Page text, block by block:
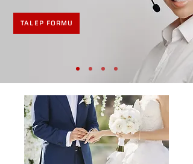
TALEP FORMU